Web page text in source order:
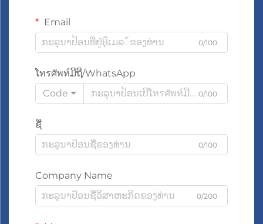
Email
0/100
ໂทรศัพท์ມືຖື/WhatsApp
Code
0/100
ຊື່
0/100
Company Name
0/200